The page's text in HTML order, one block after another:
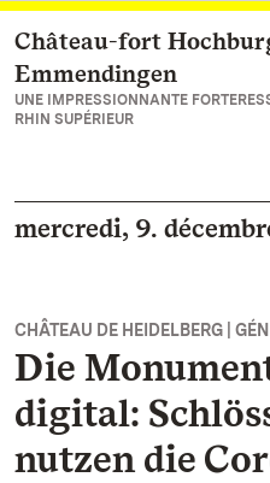
Vers la page d’accueil
Château-fort
Emmendingen
UNE IMPRESSIONNANTE
RHIN SUPÉRIEUR
mercredi, 9.
CHÂTEAU DE HEIDELBERG |
Die
digital:
nutzen die